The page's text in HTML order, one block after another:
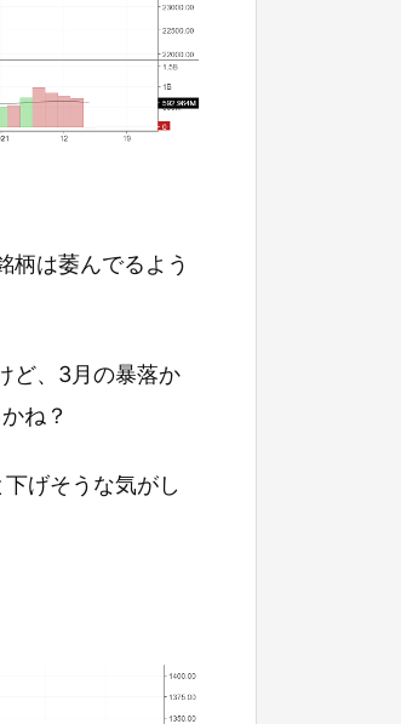
柄は萎んでるよう
ど、3月の暴落か
ね？
げそうな気がし